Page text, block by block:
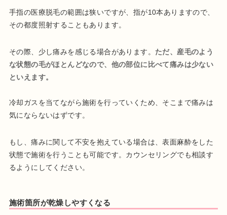
手指の医療脱毛の範囲は狭いですが、指が10本ありますので、
その都度照射することもあります。
その際、少し痛みを感じる場合があります。 ただ、産毛のよう
な状態の毛がほとんどなので、他の部位に比べて痛みは少ない
といえます。
冷却ガスを当てながら施術を行っていくため、そこまで痛みは
気にならないはずです。
もし、痛みに関して不安を抱えている場合は、表面麻酔をした
状態で施術を行うことも可能です。カウンセリングでも相談す
るようにしてください。
施術箇所が乾燥しやすくなる